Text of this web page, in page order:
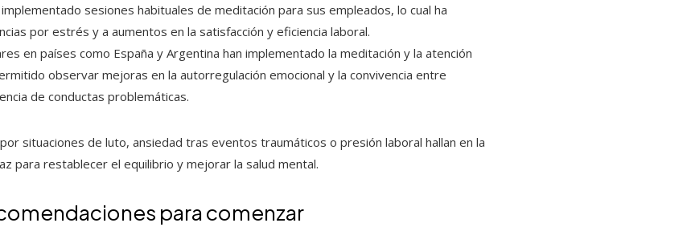
sesiones habituales de meditación para sus empleados, lo cual ha
por estrés y a aumentos en la satisfacción y eficiencia laboral.
en países como España y Argentina han implementado la meditación y la atención
observar mejoras en la autorregulación emocional y la convivencia entre
de conductas problemáticas.
situaciones de luto, ansiedad tras eventos traumáticos o presión laboral hallan en la
para restablecer el equilibrio y mejorar la salud mental.
para comenzar